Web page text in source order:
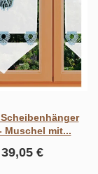
Muschel mit...
39,05 €